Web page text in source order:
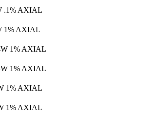
.1% AXIAL
1% AXIAL
1% AXIAL
1% AXIAL
1% AXIAL
1% AXIAL